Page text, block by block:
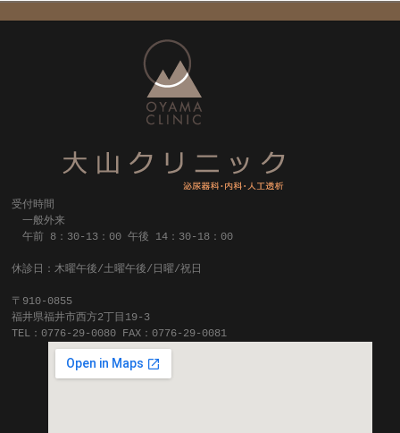
受付時間
一般外来
午前 8：30-13：00 午後 14：30-18：00
休診日：木曜午後/土曜午後/日曜/祝日
〒910-0855
福井県福井市西方2丁目19-3
TEL：0776-29-0080 FAX：0776-29-0081